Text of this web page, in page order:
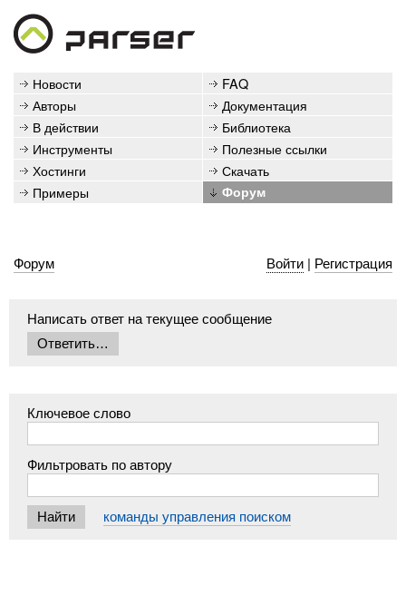
Новости
FAQ
Авторы
Документация
В действии
Библиотека
Инструменты
Полезные ссылки
Хостинги
Скачать
Примеры
Форум
Форум Войти| Регистрация
Написать ответ на текущее сообщение
Ключевое слово
Фильтровать по автору
команды управления поиском